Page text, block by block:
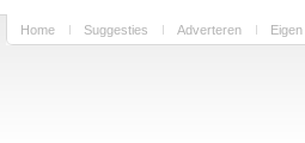
Home Suggesties Adverteren